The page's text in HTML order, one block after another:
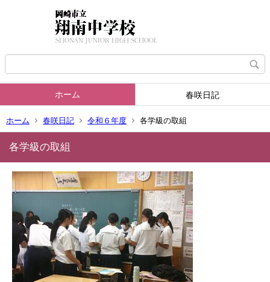
ホーム 春咲日記
ホーム 春咲日記 令和６年度 各学級の取組
各学級の取組